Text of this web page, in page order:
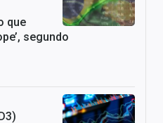
que
segundo